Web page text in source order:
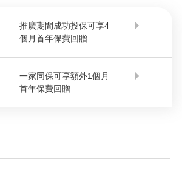
推廣期間成功投保可享4
個月首年保費回贈
一家同保可享額外1個月
首年保費回贈